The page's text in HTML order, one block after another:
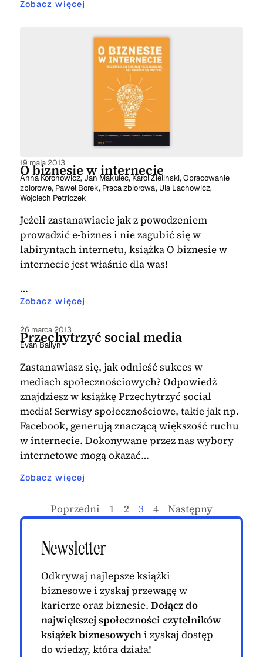
Zobacz więcej
19 maja 2013
O biznesie w internecie
Anna Koronowicz, Jan Makulec,Karol Zielinski, Opracowanie
zbiorowe, Paweł Borek, Praca zbiorowa, Ula Lachowicz,
Wojciech Petriczek
Jeżeli zastanawiacie jak z powodzeniem
prowadzić e-biznes i nie zagubić się w
labiryntach internetu, książka O biznesie w
internecie jest właśnie dla was!
…
Zobacz więcej
26 marca 2013
Przechytrzyć social media
Evan Bailyn
Zastanawiasz się, jak odnieść sukces w
mediach społecznościowych? Odpowiedź
znajdziesz w książkę Przechytrzyć social
media! Serwisy społecznościowe, takie jak np.
Facebook, generują znaczącą większość ruchu
w internecie. Dokonywane przez nas wybory
internetowe mogą okazać…
Zobacz więcej
Poprzedni 1 2 3 4 Następny
Newsletter
Odkrywaj najlepsze książki
biznesowe i zyskaj przewagę w
karierze oraz biznesie. Dołącz do
największej społeczności czytelników
książek biznesowychi zyskaj dostęp
do wiedzy, która działa!